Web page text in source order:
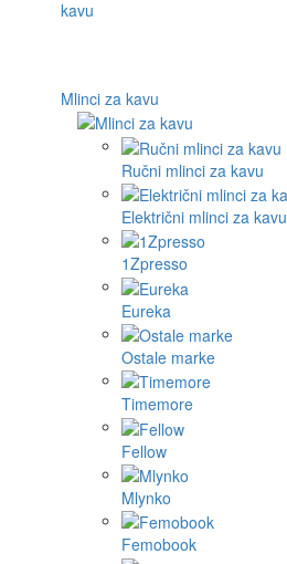
Mlinci za kavu
Ručni mlinci za kavu
Električni mlinci za kavu
1Zpresso
Eureka
Ostale marke
Timemore
Fellow
Mlynko
Femobook